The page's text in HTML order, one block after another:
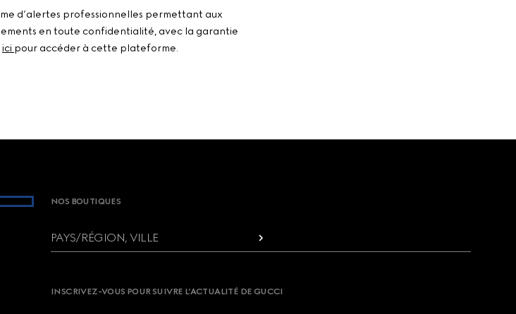
d’alertes professionnelles permettant aux
en toute confidentialité, avec la garantie
ici pour accéder à cette plateforme.
NOS BOUTIQUES
PAYS/RÉGION, VILLE
INSCRIVEZ-VOUS POUR SUIVRE L’ACTUALITÉ DE GUCCI